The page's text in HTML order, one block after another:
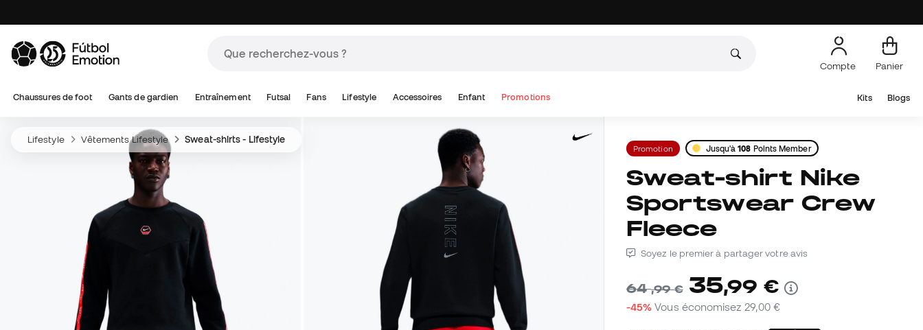
Compte Panier
Chaussures de foot Gants de gardien Entraînement Futsal Fans Lifestyle Accessoires Enfant Promotions Kits Blogs
Lifestyle Vêtements Lifestyle Sweat-shirts - Lifestyle
Promotion Jusqu'à108 Points Member
Sweat-shirt Nike
Sportswear Crew
Fleece
Soyez le premier à partager votre avis
64,99 € 35,99 €
-45% Vous économisez 29,00 €